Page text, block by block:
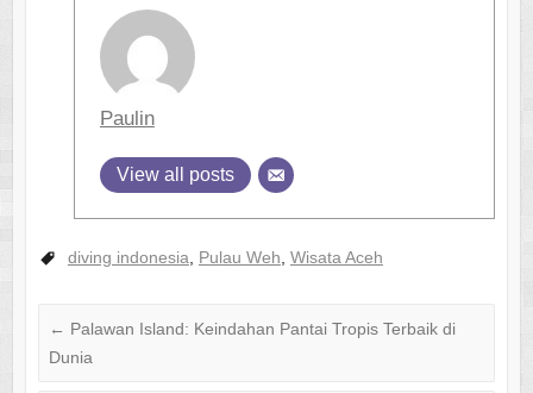
Paulin
View all posts
diving indonesia Pulau Weh Wisata Aceh
← Palawan Island: Keindahan Pantai Tropis Terbaik di
Dunia